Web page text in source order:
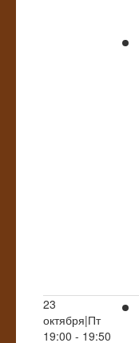
23
октября|Пт
19:00 - 19:50